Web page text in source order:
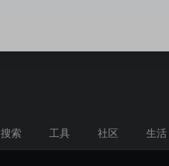
搜索 工具 社区 生活